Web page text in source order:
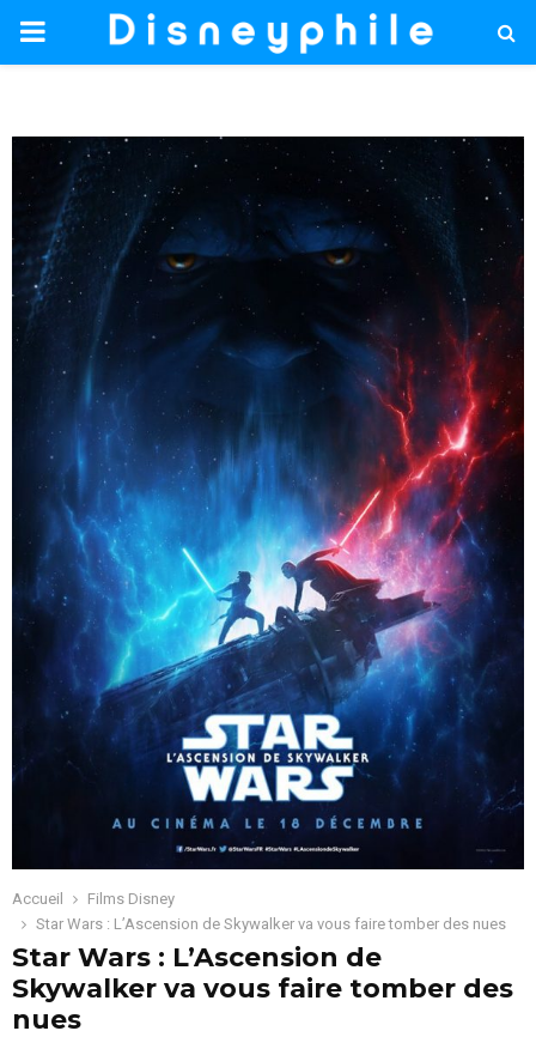
PRIMARY
Accueil
Films Disney
Star Wars : L’Ascension de Skywalker va vous faire tomber des nues
Star Wars : L’Ascension de
Skywalker va vous faire tomber des
nues